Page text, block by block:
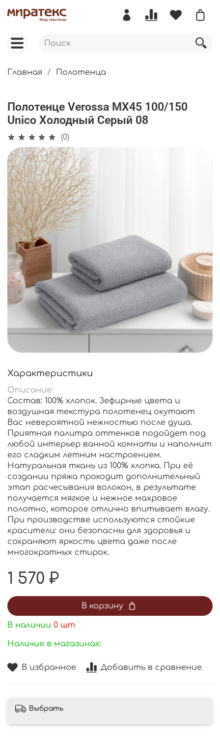
Главная Полотенца
Полотенце Verossa МХ45 100/150
Unico Холодный Серый 08
(0)
В избранное Добавить в сравнение
Характеристики
Описание:
Состав: 100% хлопок. Зефирные цвета и
воздушная текстура полотенец окутают
Вас невероятной нежностью после душа.
Приятная палитра оттенков подойдет под
любой интерьер ванной комнаты и наполнит
его сладким летним настроением.
Натуральная ткань из 100% хлопка. При её
создании пряжа проходит дополнительный
этап расчесывания волокон, в результате
получается мягкое и нежное махровое
полотно, которое отлично впитывает влагу.
При производстве используются стойкие
красители: они безопасны для здоровья и
сохраняют яркость цвета даже после
многократных стирок.
1 570 ₽
В корзину
В наличии 0 шт
Наличие в магазинах:
Выбрать